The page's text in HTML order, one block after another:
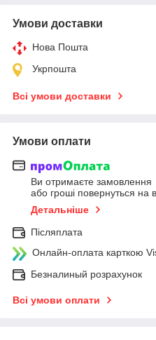
Умови доставки
Нова Пошта
Укрпошта
Всі умови доставки
Умови оплати
Ви отримаєте замовлення
або гроші повернуться на
Детальніше
Післяплата
Онлайн-оплата карткою
Безналиный розрахунок
Всі умови оплати